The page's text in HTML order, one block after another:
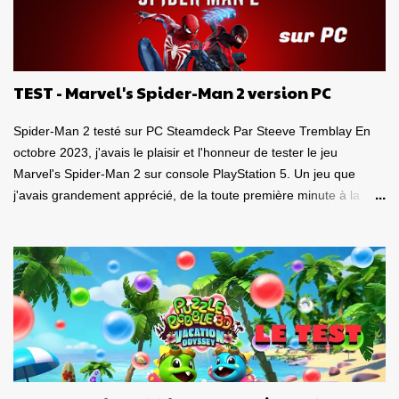
TEST - Marvel's Spider-Man 2 version PC
Spider-Man 2 testé sur PC Steamdeck Par Steeve Tremblay En
octobre 2023, j'avais le plaisir et l'honneur de tester le jeu
Marvel's Spider-Man 2 sur console PlayStation 5. Un jeu que
j'avais grandement apprécié, de la toute première minute à la
Pour revoir mon test, c'est par ici . Lorsque PlayStation Canada
nous a contacté il y a deux semaines pour faire le test de la
version PC, laquelle a vu le jour le 30 janvier dernier, je me suis
tout de suite dit : Ça serait génial d'y retourner, mais de façon
portable! Ouiiii, vous l'aurez deviné, je suis plongé dans le test de
Marvel's Spider-Man 2 PC sur la portable de Valve, ma